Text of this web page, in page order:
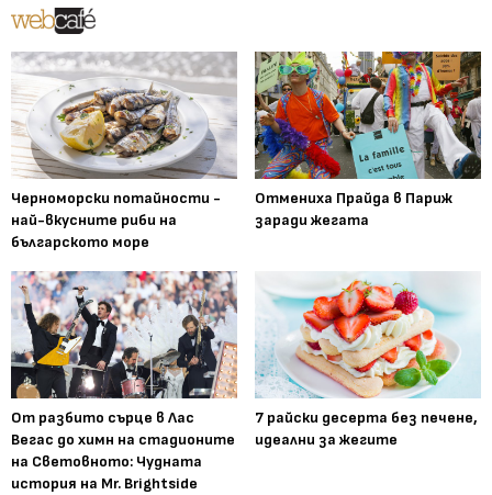
Черноморски потайности -
най-вкусните риби на
българското море
Отмениха Прайда в Париж
заради жегата
От разбито сърце в Лас
Вегас до химн на стадионите
на Световното: Чудната
история на Mr. Brightside
7 райски десерта без печене,
идеални за жегите